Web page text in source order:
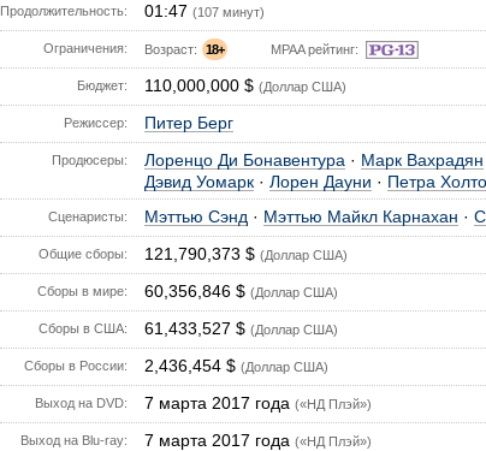
Продолжительность: 01:47 (107 минут)
Ограничения: Возраст: 18+ MPAA рейтинг:
Бюджет: 110,000,000 $ (Доллар США)
Режиссер: Питер Берг
Продюсеры: Лоренцо Ди Бонавентура · Марк Вахрадян
Дэвид Уомарк · Лорен Дауни · Петра
Сценаристы: Мэттью Сэнд · Мэттью Майкл Карнахан ·
Общие сборы: 121,790,373 $ (Доллар США)
Сборы в мире: 60,356,846 $ (Доллар США)
Сборы в США: 61,433,527 $ (Доллар США)
Сборы в России: 2,436,454 $ (Доллар США)
Выход на DVD: 7 марта 2017 года («НД Плэй»)
Выход на Blu-ray: 7 марта 2017 года («НД Плэй»)